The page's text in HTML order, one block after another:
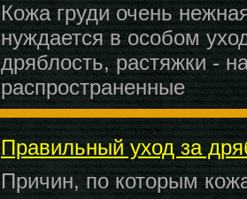
Кожа груди очень
нуждается в особом
дряблость, растяжки -
распространенные
Правильный уход за
Причин, по которым